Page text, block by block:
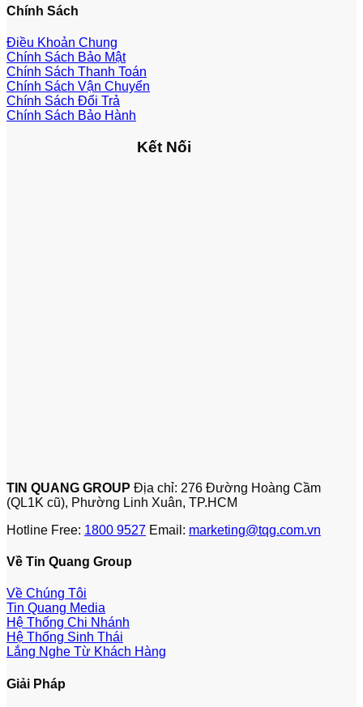
Chính Sách
Điều Khoản Chung
Chính Sách Bảo Mật
Chính Sách Thanh Toán
Chính Sách Vận Chuyển
Chính Sách Đổi Trả
Chính Sách Bảo Hành
Kết Nối
TIN QUANG GROUP Địa chỉ: 276 Đường Hoàng Cầm
(QL1K cũ), Phường Linh Xuân, TP.HCM
Hotline Free: 1800 9527 Email: marketing@tqg.com.vn
Về Tin Quang Group
Về Chúng Tôi
Tin Quang Media
Hệ Thống Chi Nhánh
Hệ Thống Sinh Thái
Lắng Nghe Từ Khách Hàng
Giải Pháp